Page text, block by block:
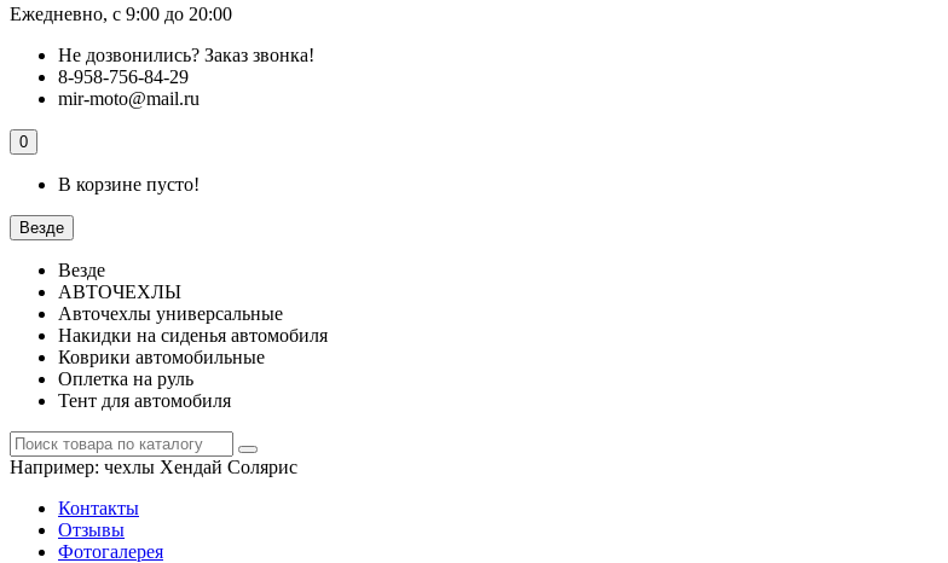
Ежедневно, с 9:00 до 20:00
Не дозвонились? Заказ звонка!
8-958-756-84-29
mir-moto@mail.ru
0
В корзине пусто!
Везде
Везде
АВТОЧЕХЛЫ
Авточехлы универсальные
Накидки на сиденья автомобиля
Коврики автомобильные
Оплетка на руль
Тент для автомобиля
Например: чехлы Хендай Солярис
Контакты
Отзывы
Фотогалерея